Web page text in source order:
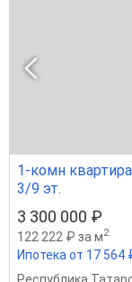
1-комн
3/9 эт.
3 300 000 ₽
122 222 ₽ за м2
Ипотека от 17 564